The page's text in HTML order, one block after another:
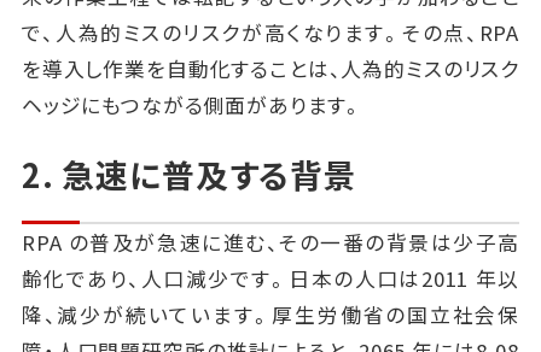
で、人為的ミスのリスクが高くなります。その点、RPA
を導入し作業を自動化することは、人為的ミスのリスク
ヘッジにもつながる側面があります。
2. 急速に普及する背景
RPA の普及が急速に進む、その一番の背景は少子高
齢化であり、人口減少です。日本の人口は2011 年以
降、減少が続いています。厚生労働省の国立社会保